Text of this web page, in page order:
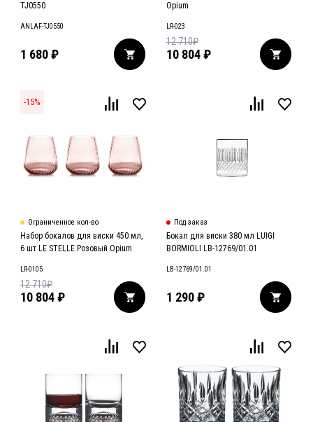
TJ0550
ANLAF-TJ0550
1 680₽
Opium
LR-023
10 804 ₽
12 710₽
-15%
Ограниченное кол-во
Набор бокалов для виски 450 мл,
6 шт LE STELLE Розовый Opium
LR-0105
10 804₽
12 710₽
Под заказ
Бокал для виски 380 мл LUIGI
BORMIOLI LB-12769/01.01
LB-12769/01.01
1 290 ₽